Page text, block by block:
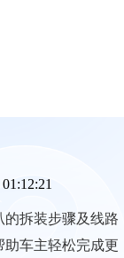
的拆装步骤及线路
车主轻松完成更